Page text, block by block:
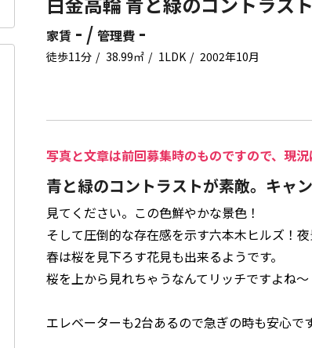
家賃 - / 管理費 -
徒歩11分 38.99㎡ 1LDK 2002年10月
写真と文章は前回募集時のものですので、現
青と緑のコントラストが素敵。キャ
見てください。この色鮮やかな景色！
そして圧倒的な存在感を示す六本木ヒルズ！
春は桜を見下ろす花見も出来るようです。
桜を上から見れちゃうなんてリッチですよね～
エレベーターも2台あるので急ぎの時も安心です